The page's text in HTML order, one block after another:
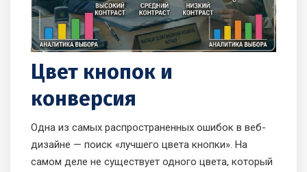
Цвет кнопок и
конверсия
Одна из самых распространенных ошибок в веб-
дизайне — поиск «лучшего цвета кнопки». На
самом деле не существует одного цвета, который